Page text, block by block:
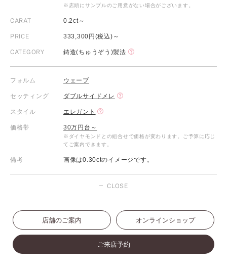
※店頭にサンプルのご用意がない場合がございます。
CARAT 0.2ct～
PRICE 333,300円(税込)～
CATEGORY 鋳造(ちゅうぞう)製法
フォルム ウェーブ
セッティング ダブルサイドメレ
スタイル エレガント
価格帯 30万円台～
※ダイヤモンドとの組合せで価格が変わります。ご予算に応じ
てご案内できます。
備考 画像は0.30ctのイメージです。
CLOSE
店舗のご案内 オンラインショップ
ご来店予約